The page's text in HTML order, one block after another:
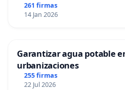
261 firmas
14 Jan 2026
Garantizar agua potable
urbanizaciones
255 firmas
22 Jul 2026